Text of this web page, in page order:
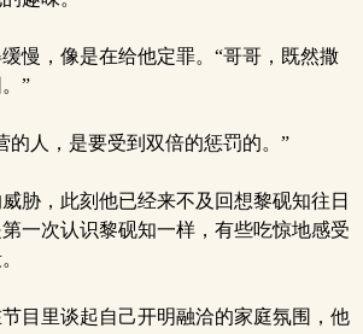
慢，像是在给他定罪。“哥哥，既然撒
”
人，是要受到双倍的惩罚的。”
胁，此刻他已经来不及回想黎砚知往日
一次认识黎砚知一样，有些吃惊地感受
目里谈起自己开明融洽的家庭氛围，他